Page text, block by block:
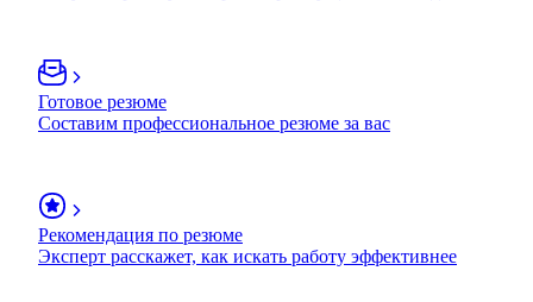
Готовое резюме
Составим профессиональное резюме за вас
Рекомендация по резюме
Эксперт расскажет, как искать работу эффективнее